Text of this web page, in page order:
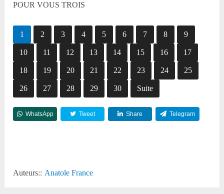
POUR VOUS TROIS
1 2 3 4 5 6 7 8 9
10 11 12 13 14 15 16 17
18 19 20 21 22 23 24 25
26 27 28 29 30 Suite
WhatsApp Tweet Share Telegram
Auteurs:: Anatole France